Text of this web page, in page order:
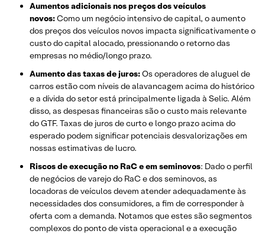
Aumentos adicionais nos preços dos veículos
novos:Como um negócio intensivo de capital, o aumento
dos preços dos veículos novos impacta significativamente o
custo do capital alocado, pressionando o retorno das
empresas no médio/longo prazo.
Aumento das taxas de juros:Os operadores de aluguel de
carros estão com níveis de alavancagem acima do histórico
e a dívida do setor está principalmente ligada à Selic. Além
disso, as despesas financeiras são o custo mais relevante
do GTF. Taxas de juros de curto e longo prazo acima do
esperado podem significar potenciais desvalorizações em
nossas estimativas de lucro.
Riscos de execução no RaC e em seminovos: Dado o perfil
de negócios de varejo do RaC e dos seminovos, as
locadoras de veículos devem atender adequadamente às
necessidades dos consumidores, a fim de corresponder à
oferta com a demanda. Notamos que estes são segmentos
complexos do ponto de vista operacional e a execução